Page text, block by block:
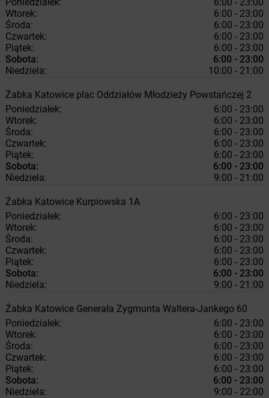
Wtorek:
6:00 - 23:00
Środa:
6:00 - 23:00
Czwartek:
6:00 - 23:00
Piątek:
6:00 - 23:00
Sobota:
6:00 - 23:00
Niedziela:
10:00 - 21:00
Żabka Katowice plac Oddziałów Młodzieży Powstańczej 2
Poniedziałek:
6:00 - 23:00
Wtorek:
6:00 - 23:00
Środa:
6:00 - 23:00
Czwartek:
6:00 - 23:00
Piątek:
6:00 - 23:00
Sobota:
6:00 - 23:00
Niedziela:
9:00 - 21:00
Żabka Katowice Kurpiowska 1A
Poniedziałek:
6:00 - 23:00
Wtorek:
6:00 - 23:00
Środa:
6:00 - 23:00
Czwartek:
6:00 - 23:00
Piątek:
6:00 - 23:00
Sobota:
6:00 - 23:00
Niedziela:
9:00 - 21:00
Żabka Katowice Generała Zygmunta Waltera-Jankego 60
Poniedziałek:
6:00 - 23:00
Wtorek:
6:00 - 23:00
Środa:
6:00 - 23:00
Czwartek:
6:00 - 23:00
Piątek:
6:00 - 23:00
Sobota:
6:00 - 23:00
Niedziela:
9:00 - 22:00